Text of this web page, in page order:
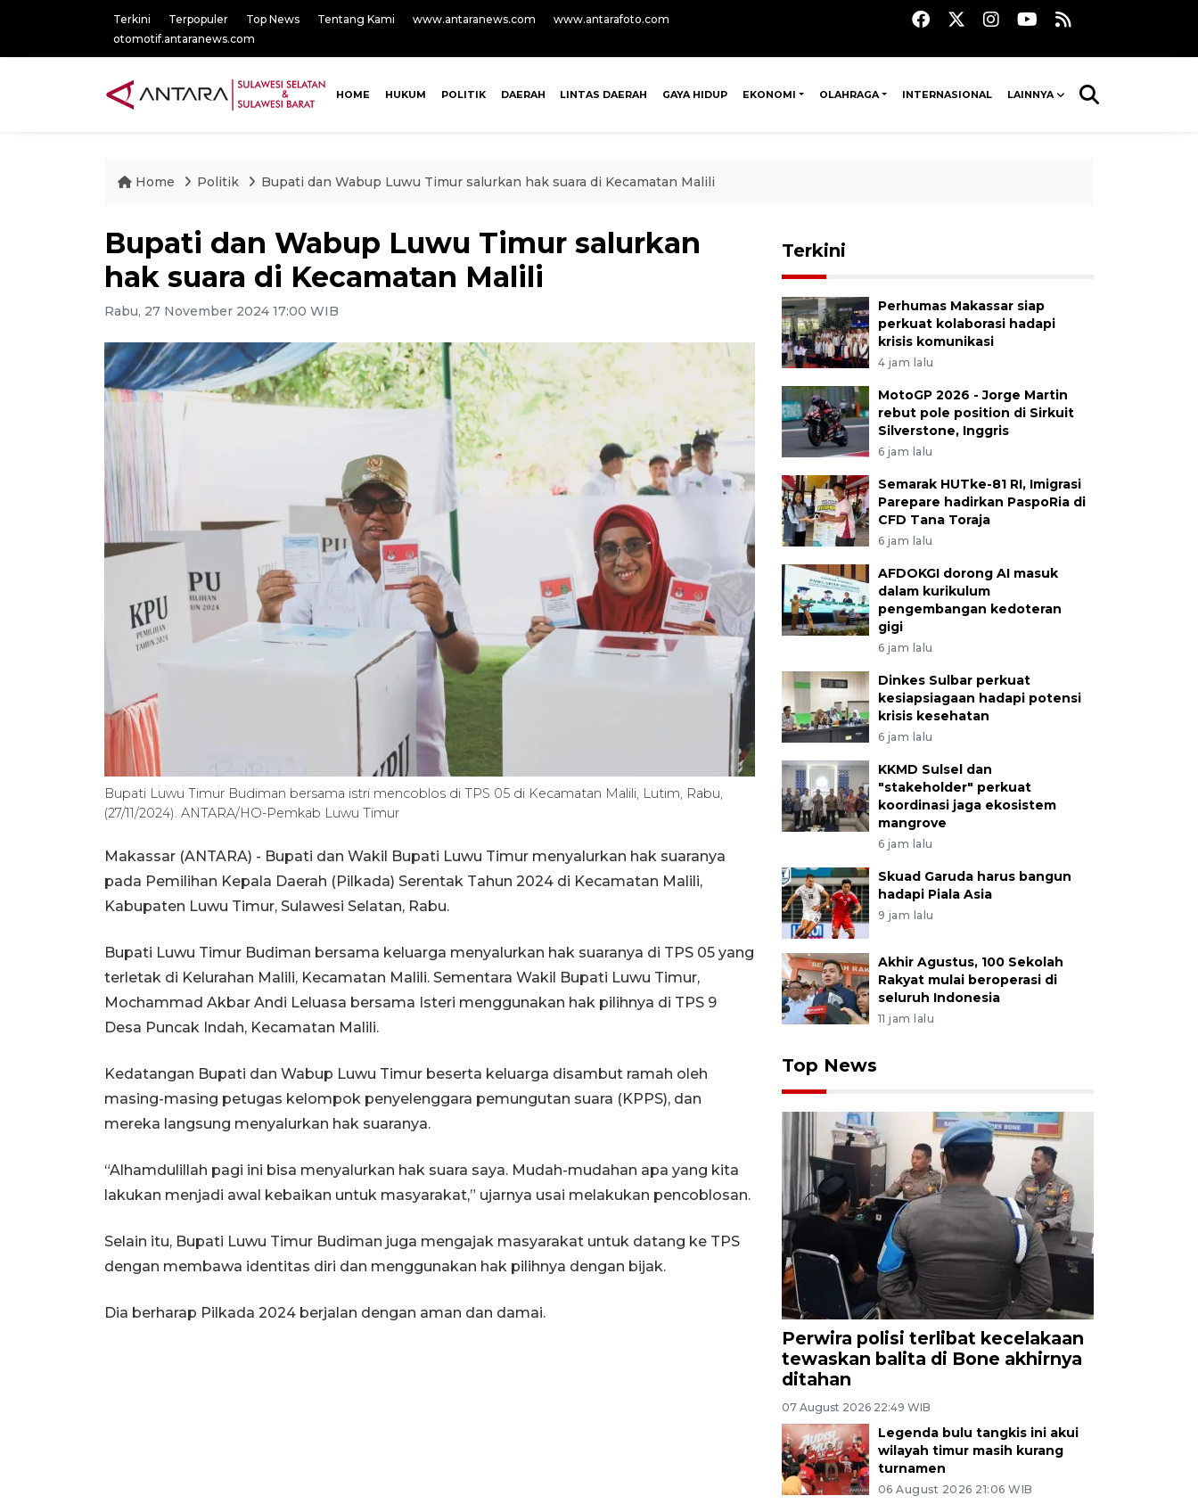
Terkini Terpopuler Top News Tentang Kami www.antaranews.com
www.antarafoto.com
otomotif.antaranews.com
HOME HUKUM POLITIK DAERAH LINTAS DAERAH GAYA HIDUP EKONOMI OLAHRAGA INTERNASIONAL LAINNYA
Home Politik Bupati dan Wabup Luwu Timur salurkan hak suara di Kecamatan Malili
Bupati dan Wabup Luwu Timur salurkan
hak suara di Kecamatan Malili
Rabu, 27 November 2024 17:00 WIB
Bupati Luwu Timur Budiman bersama istri mencoblos di TPS 05 di Kecamatan Malili, Lutim, Rabu,
(27/11/2024). ANTARA/HO-Pemkab Luwu Timur
Makassar (ANTARA) - Bupati dan Wakil Bupati Luwu Timur menyalurkan hak suaranya
pada Pemilihan Kepala Daerah (Pilkada) Serentak Tahun 2024 di Kecamatan Malili,
Kabupaten Luwu Timur, Sulawesi Selatan, Rabu.
Bupati Luwu Timur Budiman bersama keluarga menyalurkan hak suaranya di TPS 05 yang
terletak di Kelurahan Malili, Kecamatan Malili. Sementara Wakil Bupati Luwu Timur,
Mochammad Akbar Andi Leluasa bersama Isteri menggunakan hak pilihnya di TPS 9
Desa Puncak Indah, Kecamatan Malili.
Kedatangan Bupati dan Wabup Luwu Timur beserta keluarga disambut ramah oleh
masing-masing petugas kelompok penyelenggara pemungutan suara (KPPS), dan
mereka langsung menyalurkan hak suaranya.
“Alhamdulillah pagi ini bisa menyalurkan hak suara saya. Mudah-mudahan apa yang kita
lakukan menjadi awal kebaikan untuk masyarakat,” ujarnya usai melakukan pencoblosan.
Selain itu, Bupati Luwu Timur Budiman juga mengajak masyarakat untuk datang ke TPS
dengan membawa identitas diri dan menggunakan hak pilihnya dengan bijak.
Dia berharap Pilkada 2024 berjalan dengan aman dan damai.
Terkini
Perhumas Makassar siap
perkuat kolaborasi hadapi
krisis komunikasi
4 jam lalu
MotoGP 2026 - Jorge Martin
rebut pole position di Sirkuit
Silverstone, Inggris
6 jam lalu
Semarak HUTke-81 RI, Imigrasi
Parepare hadirkan PaspoRia di
CFD Tana Toraja
6 jam lalu
AFDOKGI dorong AI masuk
dalam kurikulum
pengembangan kedoteran
gigi
6 jam lalu
Dinkes Sulbar perkuat
kesiapsiagaan hadapi potensi
krisis kesehatan
6 jam lalu
KKMD Sulsel dan
"stakeholder" perkuat
koordinasi jaga ekosistem
mangrove
6 jam lalu
Skuad Garuda harus bangun
hadapi Piala Asia
9 jam lalu
Akhir Agustus, 100 Sekolah
Rakyat mulai beroperasi di
seluruh Indonesia
11 jam lalu
Top News
Perwira polisi terlibat kecelakaan
tewaskan balita di Bone akhirnya
ditahan
07 August 2026 22:49 WIB
Legenda bulu tangkis ini akui
wilayah timur masih kurang
turnamen
06 August 2026 21:06 WIB